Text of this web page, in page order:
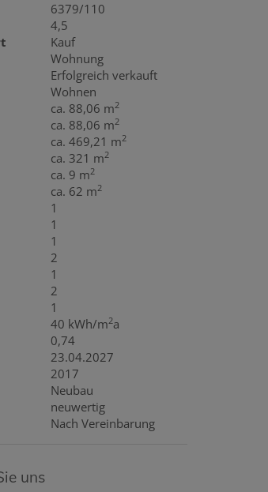
6379/110
4,5
Kauf
Wohnung
Erfolgreich verkauft
Wohnen
ca. 88,06 m2
ca. 88,06 m2
ca. 469,21 m2
ca. 321 m2
ca. 9 m2
ca. 62 m2
1
1
1
2
1
2
1
40 kWh/m2a
0,74
23.04.2027
2017
Neubau
neuwertig
Nach Vereinbarung
uns